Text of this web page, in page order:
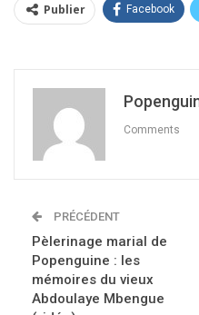
Publier Facebook
Comments
PRÉCÉDENT
Pèlerinage marial de
Popenguine : les
mémoires du vieux
Abdoulaye Mbengue